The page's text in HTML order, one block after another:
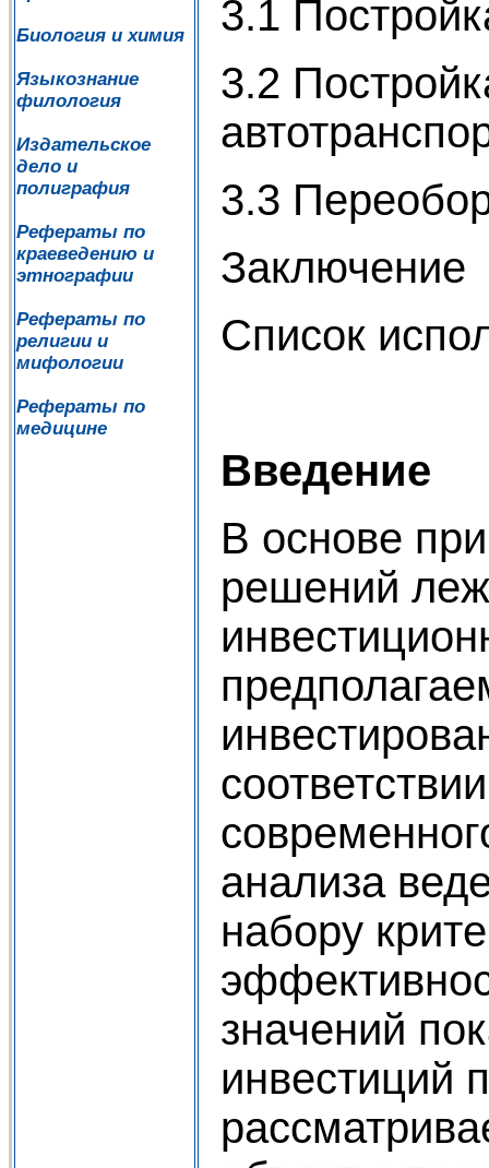
Биология и химия
Языкознание
филология
Издательское
дело и
полиграфия
Рефераты по
краеведению и
этнографии
Рефераты по
религии и
мифологии
Рефераты по
медицине
3.1
3.2
3.3
Заключение
Список
Введение
В основе
решений
анализа
набору
значений
инвестиций